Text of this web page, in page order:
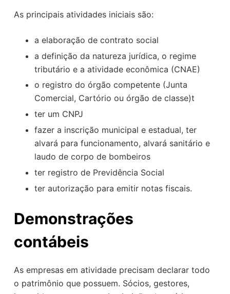
As principais atividades iniciais são:
a elaboração de contrato social
a definição da natureza jurídica, o regime
tributário e a atividade econômica (CNAE)
o registro do órgão competente (Junta
Comercial, Cartório ou órgão de classe)t
ter um CNPJ
fazer a inscrição municipal e estadual, ter
alvará para funcionamento, alvará sanitário e
laudo de corpo de bombeiros
ter registro de Previdência Social
ter autorização para emitir notas fiscais.
Demonstrações
contábeis
As empresas em atividade precisam declarar todo
o patrimônio que possuem. Sócios, gestores,